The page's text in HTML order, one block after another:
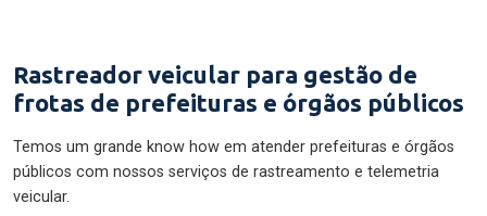
Rastreador veicular para gestão de
frotas de prefeituras e órgãos públicos
Temos um grande know how em atender prefeituras e órgãos
públicos com nossos serviços de rastreamento e telemetria
veicular.